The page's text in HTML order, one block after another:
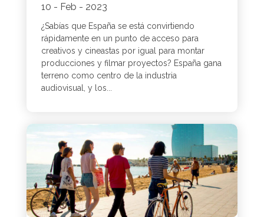
10 - Feb - 2023
¿Sabías que España se está convirtiendo
rápidamente en un punto de acceso para
creativos y cineastas por igual para montar
producciones y filmar proyectos? España gana
terreno como centro de la industria
audiovisual, y los...